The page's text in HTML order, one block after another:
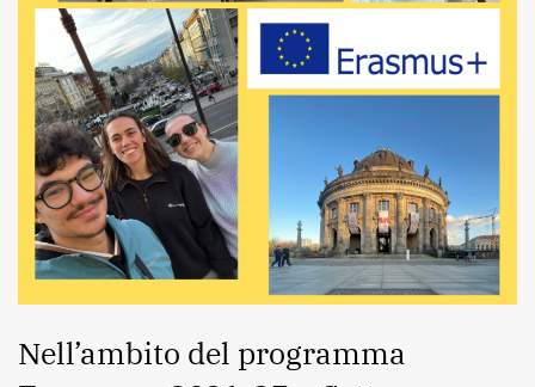
Nell’ambito del programma